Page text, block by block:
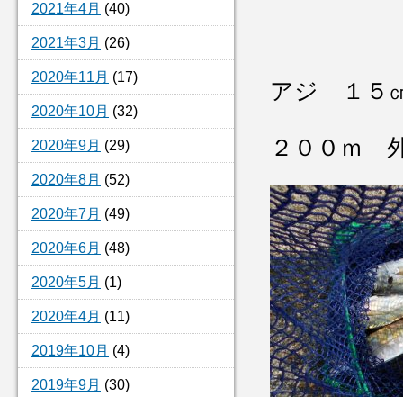
2021年4月 (40)
2021年3月 (26)
2020年11月 (17)
2020年10月 (32)
2020年9月 (29)
2020年8月 (52)
2020年7月 (49)
2020年6月 (48)
2020年5月 (1)
2020年4月 (11)
2019年10月 (4)
2019年9月 (30)
アジ １５
２００ｍ